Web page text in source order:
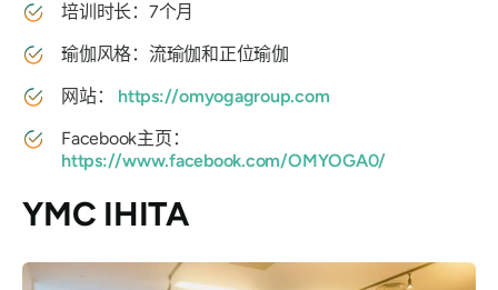
培训时长：7个月
瑜伽风格：流瑜伽和正位瑜伽
网站： https://omyogagroup.com
Facebook主页：
https://www.facebook.com/OMYOGA0/
YMC IHITA